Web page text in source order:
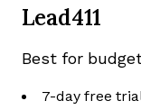
Lead411
Best for
7-day free